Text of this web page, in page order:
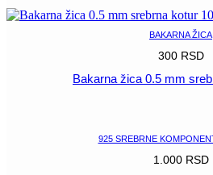
BAKARNA ŽICA
300 RSD
Bakarna žica 0.5 mm
925 SREBRNE
1.000 RSD